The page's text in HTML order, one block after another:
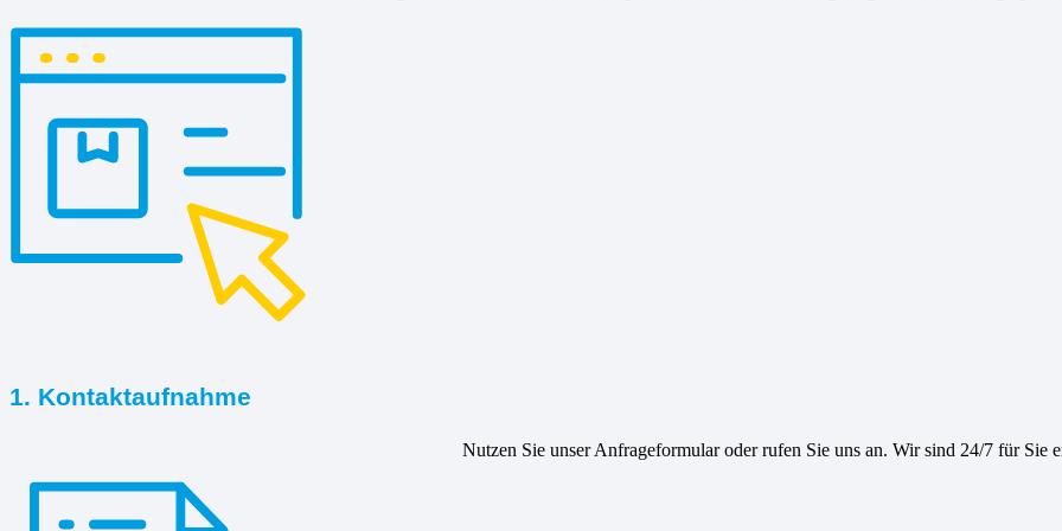
1. Kontaktaufnahme
Nutzen Sie unser Anfrageformular oder rufen Sie uns an. Wir sind 24/7 für Sie